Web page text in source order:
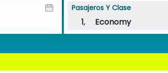
Pasajeros Y Clase
1, Economy